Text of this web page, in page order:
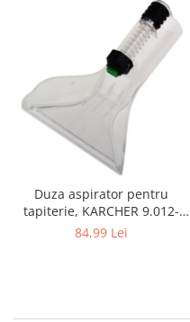
Duza aspirator pentru
tapiterie, KARCHER 9.012-
278.0, SE4001, SE4002, SE5100
84,99 Lei